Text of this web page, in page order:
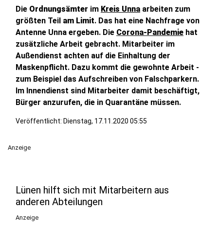
Die Ordnungsämter im Kreis Unna arbeiten zum
größten Teil am Limit. Das hat eine Nachfrage von
Antenne Unna ergeben. Die Corona-Pandemie hat
zusätzliche Arbeit gebracht. Mitarbeiter im
Außendienst achten auf die Einhaltung der
Maskenpflicht. Dazu kommt die gewohnte Arbeit -
zum Beispiel das Aufschreiben von Falschparkern.
Im Innendienst sind Mitarbeiter damit beschäftigt,
Bürger anzurufen, die in Quarantäne müssen.
Veröffentlicht: Dienstag, 17.11.2020 05:55
Anzeige
Lünen hilft sich mit Mitarbeitern aus
anderen Abteilungen
Anzeige